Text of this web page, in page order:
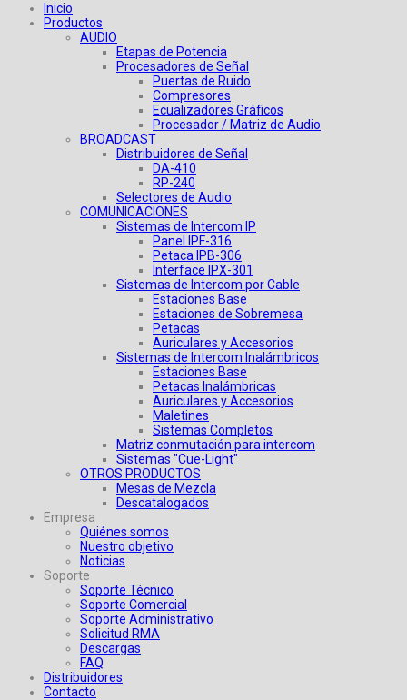
Inicio
Productos
AUDIO
Etapas de Potencia
Procesadores de Señal
Puertas de Ruido
Compresores
Ecualizadores Gráficos
Procesador / Matriz de Audio
BROADCAST
Distribuidores de Señal
DA-410
RP-240
Selectores de Audio
COMUNICACIONES
Sistemas de Intercom IP
Panel IPF-316
Petaca IPB-306
Interface IPX-301
Sistemas de Intercom por Cable
Estaciones Base
Estaciones de Sobremesa
Petacas
Auriculares y Accesorios
Sistemas de Intercom Inalámbricos
Estaciones Base
Petacas Inalámbricas
Auriculares y Accesorios
Maletines
Sistemas Completos
Matriz conmutación para intercom
Sistemas "Cue-Light"
OTROS PRODUCTOS
Mesas de Mezcla
Descatalogados
Empresa
Quiénes somos
Nuestro objetivo
Noticias
Soporte
Soporte Técnico
Soporte Comercial
Soporte Administrativo
Solicitud RMA
Descargas
FAQ
Distribuidores
Contacto